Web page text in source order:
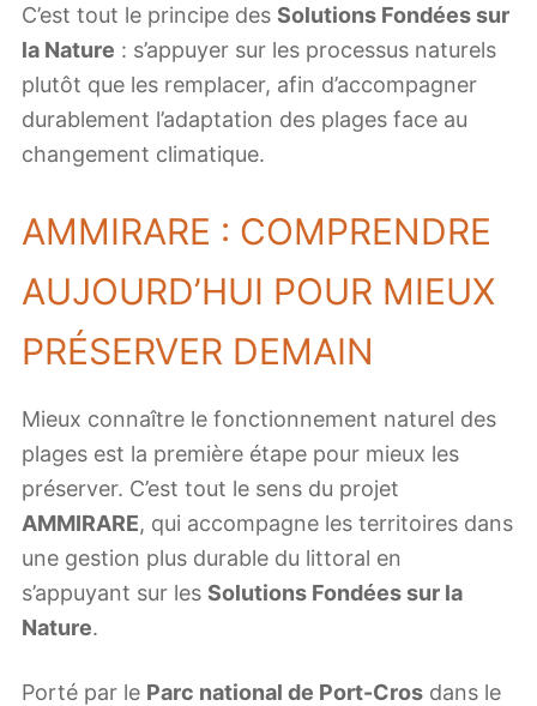
C’est tout le principe des Solutions Fondées sur
la Nature : s’appuyer sur les processus naturels
plutôt que les remplacer, afin d’accompagner
durablement l’adaptation des plages face au
changement climatique.
AMMIRARE : COMPRENDRE
AUJOURD’HUI POUR MIEUX
PRÉSERVER DEMAIN
Mieux connaître le fonctionnement naturel des
plages est la première étape pour mieux les
préserver. C’est tout le sens du projet
AMMIRARE, qui accompagne les territoires dans
une gestion plus durable du littoral en
s’appuyant sur les Solutions Fondées sur la
Nature.
Porté par le Parc national de Port-Cros dans le